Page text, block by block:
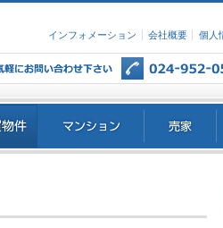
インフォメーション 会社概要 個人